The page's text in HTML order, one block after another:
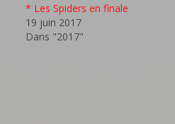
* Les Spiders en finale
19 juin 2017
Dans "2017"